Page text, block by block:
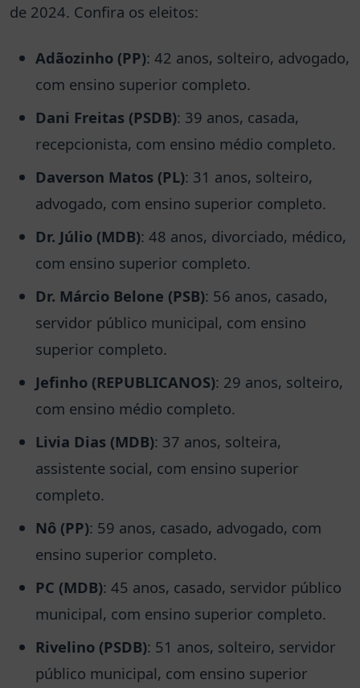
de 2024. Confira os eleitos:
Adãozinho (PP): 42 anos, solteiro, advogado,
com ensino superior completo.
Dani Freitas (PSDB): 39 anos, casada,
recepcionista, com ensino médio completo.
Daverson Matos (PL): 31 anos, solteiro,
advogado, com ensino superior completo.
Dr. Júlio (MDB): 48 anos, divorciado, médico,
com ensino superior completo.
Dr. Márcio Belone (PSB): 56 anos, casado,
servidor público municipal, com ensino
superior completo.
Jefinho (REPUBLICANOS): 29 anos, solteiro,
com ensino médio completo.
Livia Dias (MDB): 37 anos, solteira,
assistente social, com ensino superior
completo.
Nô (PP): 59 anos, casado, advogado, com
ensino superior completo.
PC (MDB): 45 anos, casado, servidor público
municipal, com ensino superior completo.
Rivelino (PSDB): 51 anos, solteiro, servidor
público municipal, com ensino superior